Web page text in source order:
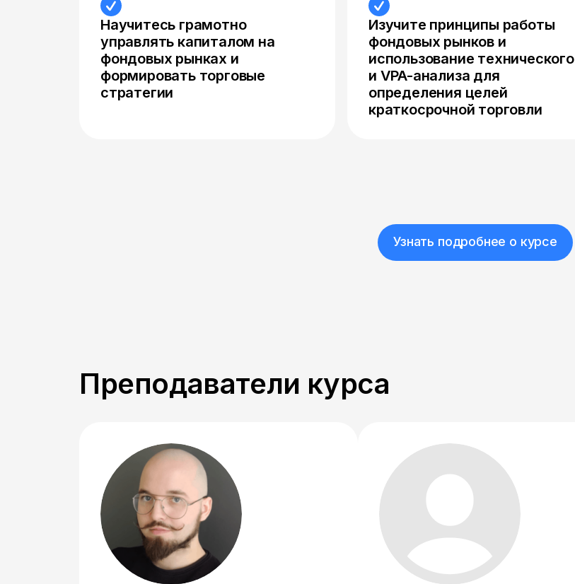
Научитесь грамотно
управлять капиталом на
фондовых рынках и
формировать торговые
стратегии
Изучите принципы работы
фондовых рынков и
использование технического
и VPA-анализа для
определения целей
краткосрочной торговли
Узнать подробнее о курсе
Преподаватели курса